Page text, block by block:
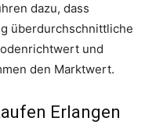
dazu, dass
überdurchschnittliche
und
den Marktwert.
Erlangen